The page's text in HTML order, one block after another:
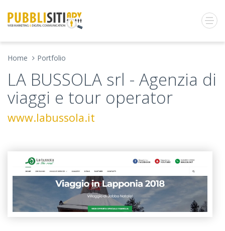
Home Portfolio
LA BUSSOLA srl - Agenzia di
viaggi e tour operator
www.labussola.it